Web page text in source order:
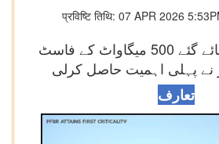
प्रविष्टि तिथि: 07 APR 2026
مقامی طور پر بنائے گئے 500 میگاواٹ کے فاسٹ
نے پہلی اہمیت حاصل کرلی
تعارف